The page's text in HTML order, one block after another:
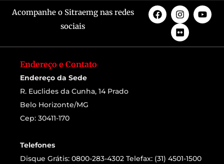
Acompanhe o Sitraemg nas redes
sociais
Endereço e Contato
Endereço da Sede
R. Euclides da Cunha, 14 Prado
Belo Horizonte/MG
Cep: 30411-170
Telefones
Disque Grátis: 0800-283-4302 Telefax: (31) 4501-1500